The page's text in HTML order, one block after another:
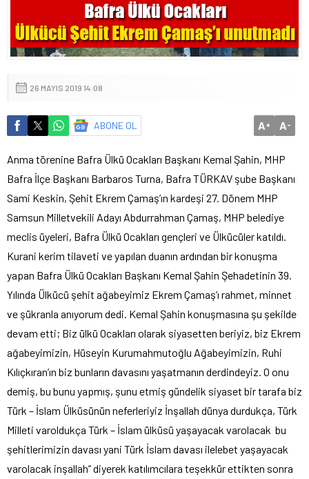
26 MAYIS 2019 14:08
ABONE OL A+ A-
Anma törenine Bafra Ülkü Ocakları Başkanı Kemal Şahin, MHP
Bafra İlçe Başkanı Barbaros Turna, Bafra TÜRKAV şube Başkanı
Sami Keskin, Şehit Ekrem Çamaş’ın kardeşi 27. Dönem MHP
Samsun Milletvekili Adayı Abdurrahman Çamaş, MHP belediye
meclis üyeleri, Bafra Ülkü Ocakları gençleri ve Ülkücüler katıldı.
Kurani kerim tilaveti ve yapılan duanın ardından bir konuşma
yapan Bafra Ülkü Ocakları Başkanı Kemal Şahin Şehadetinin 39.
Yılında Ülkücü şehit ağabeyimiz Ekrem Çamaş’ı rahmet, minnet
ve şükranla anıyorum dedi. Kemal Şahin konuşmasına şu şekilde
devam etti; Biz ülkü Ocakları olarak siyasetten beriyiz, biz Ekrem
ağabeyimizin, Hüseyin Kurumahmutoğlu Ağabeyimizin, Ruhi
Kılıçkıran’ın biz bunların davasını yaşatmanın derdindeyiz. O onu
demiş, bu bunu yapmış, şunu etmiş gündelik siyaset bir tarafa biz
Türk – İslam Ülküsünün neferleriyiz İnşallah dünya durdukça, Türk
Milleti varoldukça Türk – İslam ülküsü yaşayacak varolacak bu
şehitlerimizin davası yani Türk İslam davası ilelebet yaşayacak
varolacak inşallah” diyerek katılımcılara teşekkür ettikten sonra